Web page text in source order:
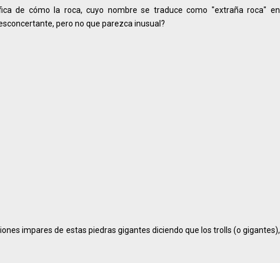
de cómo la roca, cuyo nombre se traduce como "extraña roca" en
pero no que parezca inusual?
impares de estas piedras gigantes diciendo que los trolls (o gigantes),